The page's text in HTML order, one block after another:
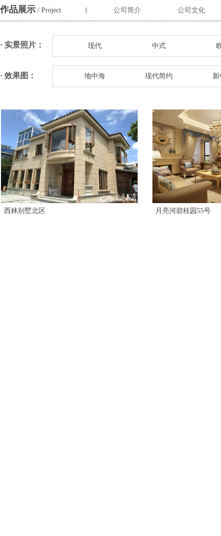
公司简介 公司文化
作品展示 / Project
现代 中式
· 实景照片：
地中海 现代简约
· 效果图：
西林别墅北区 月亮河碧桂园55号